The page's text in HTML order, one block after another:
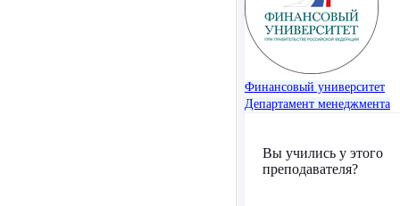
Финансовый университет
Департамент менеджмента
Вы учились у этого
преподавателя?